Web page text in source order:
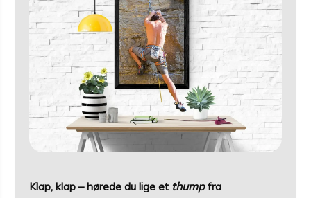
Klap, klap – hørede du lige et thumpfra